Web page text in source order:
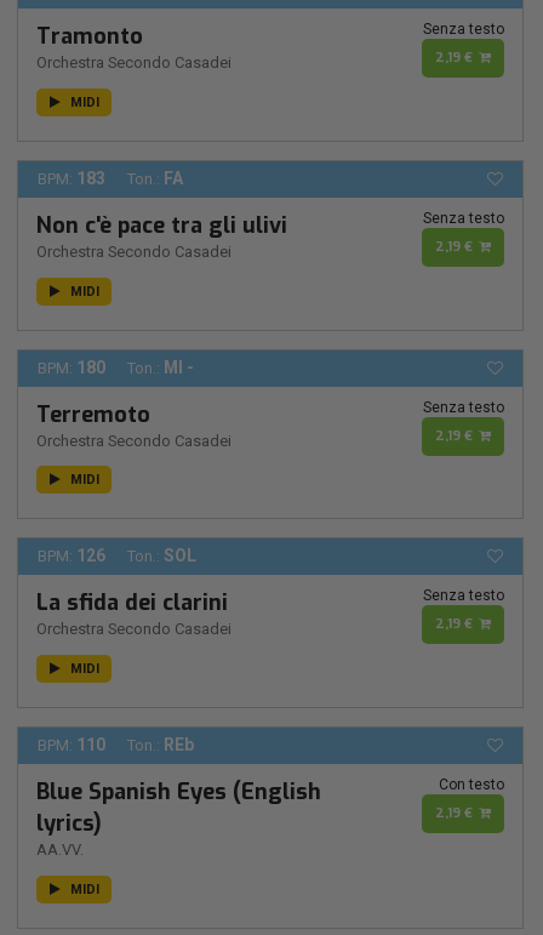
Tramonto
Orchestra Secondo Casadei
Senza testo
2,19 €
MIDI
BPM: 183 Ton.: FA
Non c'è pace tra gli ulivi
Orchestra Secondo Casadei
Senza testo
2,19 €
MIDI
BPM: 180 Ton.: MI -
Terremoto
Orchestra Secondo Casadei
Senza testo
2,19 €
MIDI
BPM: 126 Ton.: SOL
La sfida dei clarini
Orchestra Secondo Casadei
Senza testo
2,19 €
MIDI
BPM: 110 Ton.: REb
Blue Spanish Eyes (English
lyrics)
AA.VV.
Con testo
2,19 €
MIDI